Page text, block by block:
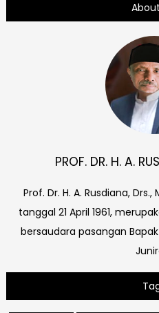
PROF. DR. H. A.
Prof. Dr. H. A. Rusdiana,
tanggal 21 April 1961,
bersaudara pasangan